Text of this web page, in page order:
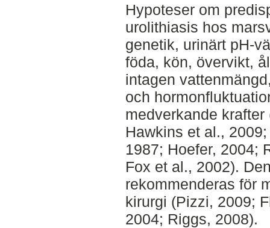
Hypoteser om
urolithiasis hos
genetik, urinärt pH-
föda, kön, övervikt,
intagen
och
medverkande
Hawkins et al.,
1987; Hoefer, 2004;
Fox et al., 2002).
rekommenderas för
kirurgi (Pizzi, 2009;
2004; Riggs, 2008).